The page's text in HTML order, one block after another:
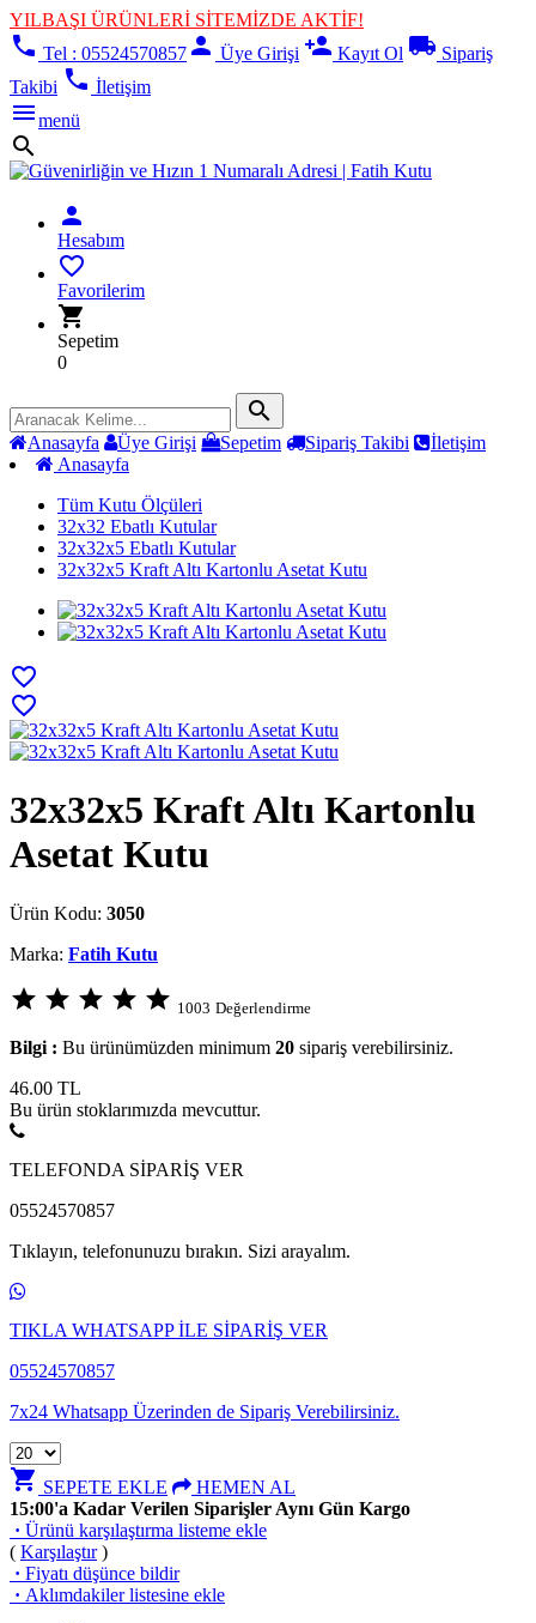
YILBAŞI ÜRÜNLERİ SİTEMİZDE AKTİF!
phone Tel : 05524570857 person Üye Girişi person_add Kayıt Ol local_shipping Sipariş
Takibi phone İletişim
menumenü
search
person
Hesabım
favorite_border
Favorilerim
shopping_cart
Sepetim
0
search
Anasayfa Üye Girişi Sepetim Sipariş Takibi
İletişim
Anasayfa
Tüm Kutu Ölçüleri
32x32 Ebatlı Kutular
32x32x5 Ebatlı Kutular
32x32x5 Kraft Altı Kartonlu Asetat Kutu
favorite_border
favorite_border
32x32x5 Kraft Altı Kartonlu
Asetat Kutu
Ürün Kodu: 3050
Marka: Fatih Kutu
star star star star star 1003 Değerlendirme
Bilgi : Bu ürünümüzden minimum 20 sipariş verebilirsiniz.
46.00 TL
Bu ürün stoklarımızda mevcuttur.
TELEFONDA SİPARİŞ VER
05524570857
Tıklayın, telefonunuzu bırakın. Sizi arayalım.
TIKLA WHATSAPP İLE SİPARİŞ VER
05524570857
7x24 Whatsapp Üzerinden de Sipariş Verebilirsiniz.
shopping_cart SEPETE EKLE
HEMEN AL
15:00'a Kadar Verilen Siparişler Aynı Gün Kargo
· Ürünü karşılaştırma listeme ekle
( Karşılaştır)
· Fiyatı düşünce bildir
· Aklımdakiler listesine ekle